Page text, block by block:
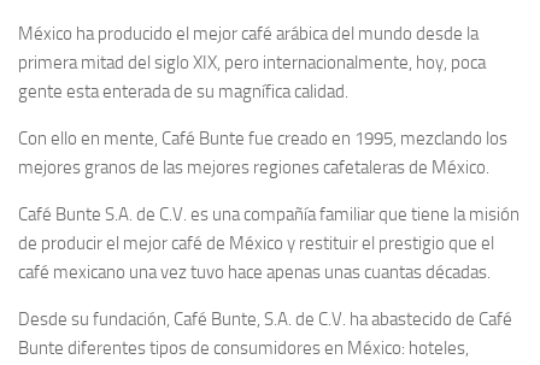
México ha producido el mejor café arábica del mundo desde la
primera mitad del siglo XIX, pero internacionalmente, hoy, poca
gente esta enterada de su magnífica calidad.
Con ello en mente, Café Bunte fue creado en 1995, mezclando los
mejores granos de las mejores regiones cafetaleras de México.
Café Bunte S.A. de C.V. es una compañía familiar que tiene la misión
de producir el mejor café de México y restituir el prestigio que el
café mexicano una vez tuvo hace apenas unas cuantas décadas.
Desde su fundación, Café Bunte, S.A. de C.V. ha abastecido de Café
Bunte diferentes tipos de consumidores en México: hoteles,